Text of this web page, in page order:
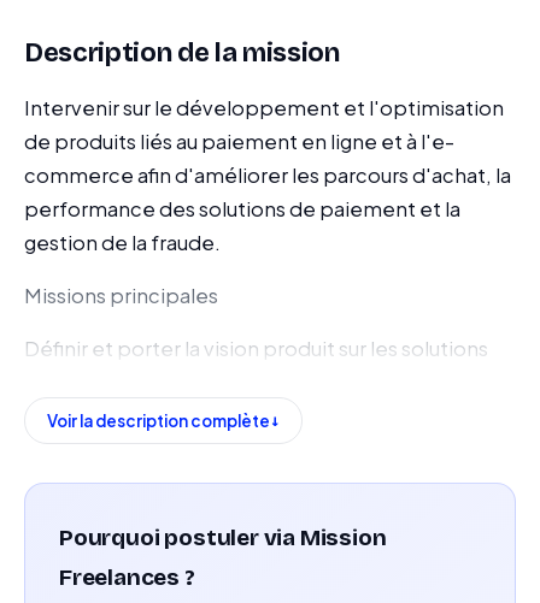
Description de la mission
Intervenir sur le développement et l'optimisation
de produits liés au paiement en ligne et à l'e-
commerce afin d'améliorer les parcours d'achat, la
performance des solutions de paiement et la
gestion de la fraude.
Missions principales
Définir et porter la vision produit sur les solutions
Identifier et prioriser les évolutions des parcours
techniques.
Concevoir des fonctionnalités liées aux paiements
en ligne.
Voir la description complète
Pourquoi postuler via Mission
Freelances ?